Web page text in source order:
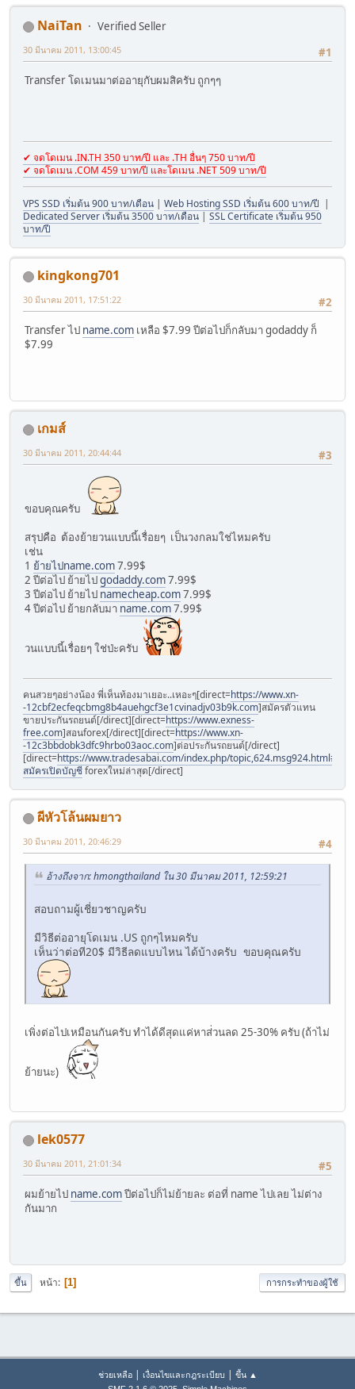
NaiTan
Verified Seller
#1
30 มีนาคม 2011, 13:00:45
Transfer โดเมนมาต่ออายุกับผมสิครับ ถูกๆๆ
✔ จดโดเมน .IN.TH 350 บาท/ปี และ .TH อื่นๆ 750 บาท/ปี
✔ จดโดเมน .COM 459 บาท/ปี และโดเมน .NET 509 บาท/ปี
VPS SSD เริ่มต้น 900 บาท/เดือน | Web Hosting SSD เริ่มต้น 600 บาท/ปี |
Dedicated Server เริ่มต้น 3500 บาท/เดือน | SSL Certificate เริ่มต้น 950
บาท/ปี
kingkong701
#2
30 มีนาคม 2011, 17:51:22
Transfer ไป name.com เหลือ $7.99 ปีต่อไปก็กลับมา godaddy ก็
$7.99
เกมส์
#3
30 มีนาคม 2011, 20:44:44
ขอบคุณครับ
สรุปคือ ต้องย้ายวนแบบนี้เรื่อยๆ เป็นวงกลมใช่ไหมครับ
เช่น
1 ย้ายไปname.com7.99$
2 ปีต่อไป ย้ายไปgodaddy.com7.99$
3 ปีต่อไป ย้ายไป namecheap.com7.99$
4 ปีต่อไป ย้ายกลับมา name.com7.99$
วนแบบนี้เรื่อยๆ ใช่ป่ะครับ
คนสวยๆอย่างน้อง พี่เห็นท้องมาเยอะ..เหอะๆ[direct=https://www.xn-
-12cbf2ecfeqcbmg8b4auehgcf3e1cvinadjv03b9k.com]สมัครตัวแทน
ขายประกันรถยนต์[/direct][direct=https://www.exness-
free.com]สอนforex[/direct][direct=https://www.xn-
-12c3bbdobk3dfc9hrbo03aoc.com]ต่อประกันรถยนต์[/direct]
[direct=https://www.tradesabai.com/index.php/
สมัครเปิดบัญชีforexใหม่ล่าสุด[/direct]
ผีหัวโล้นผมยาว
#4
30 มีนาคม 2011, 20:46:29
อ้างถึงจาก: hmongthailand ใน 30 มีนาคม 2011, 12:59:21
สอบถามผู้เชี่ยวชาญครับ
มีวิธีต่ออายุโดเมน .US ถูกๆไหมครับ
เห็นว่าต่อที20$ มีวิธีลดแบบไหน ได้บ้างครับ ขอบคุณครับ
เพิ่งต่อไปเหมือนกันครับ ทำได้ดีสุดแค่หาส่่วนลด 25-30% ครับ (ถ้าไม่
ย้ายนะ)
lek0577
#5
30 มีนาคม 2011, 21:01:34
ผมย้ายไป name.comปีต่อไปก็ไม่ย้ายละ ต่อที่ name ไปเลย ไม่ต่าง
กันมาก
ขึ้น หน้า 1 การกระทำของผู้ใช้
ช่วยเหลือ| เงื่อนไขและกฎระเบียบ | ขึ้น ▲